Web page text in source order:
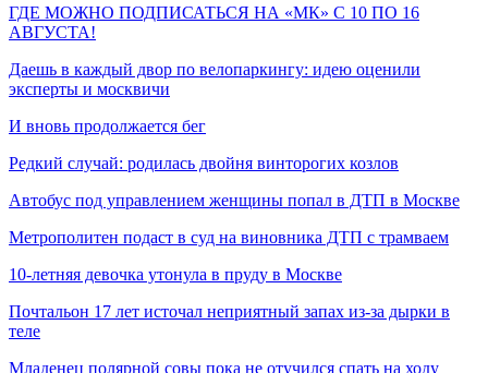
ГДЕ МОЖНО ПОДПИСАТЬСЯ НА «МК» С 10 ПО 16
АВГУСТА!
Даешь в каждый двор по велопаркингу: идею оценили
эксперты и москвичи
И вновь продолжается бег
Редкий случай: родилась двойня винторогих козлов
Автобус под управлением женщины попал в ДТП в Москве
Метрополитен подаст в суд на виновника ДТП с трамваем
10-летняя девочка утонула в пруду в Москве
Почтальон 17 лет источал неприятный запах из-за дырки в
теле
Младенец полярной совы пока не отучился спать на ходу